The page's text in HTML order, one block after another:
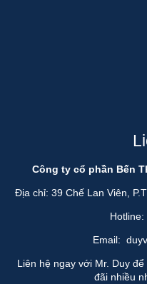
Công ty cổ phần Bến
Địa chỉ: 39 Chế Lan Viên,
Hotline:
Email:
Liên hệ ngay với Mr. Duy
đãi nhiều